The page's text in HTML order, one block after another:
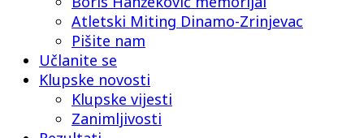
Atletski Miting Dinamo-Zrinjevac
Pišite nam
Učlanite se
Klupske novosti
Klupske vijesti
Zanimljivosti